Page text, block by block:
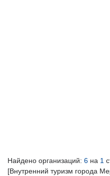
Найдено организаций: 6 на 1
[Внутренний туризм города